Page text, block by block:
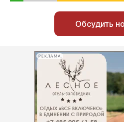
Обсудить
РЕКЛАМА